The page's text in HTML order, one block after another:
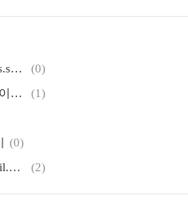
코로나 소상공인 긴급대출 (ols.sbiz.or.kr)
(0)
치매전문교육 스마트e러닝 사이버연수원 (nhisdt.el.or.kr)
(1)
(0)
한메일 바로가기 (www.hanmail.net)
(2)